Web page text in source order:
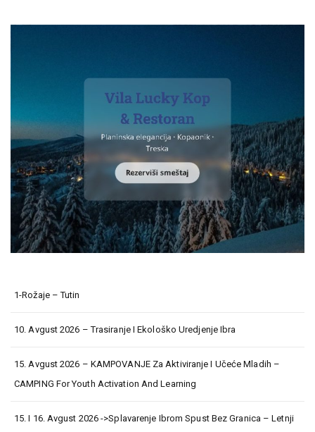
1-Rožaje – Tutin
10. Avgust 2026 – Trasiranje I Ekološko Uredjenje Ibra
15. Avgust 2026 – KAMPOVANJE Za Aktiviranje I Učeće Mladih –
CAMPING For Youth Activation And Learning
15. I 16. Avgust 2026 ->Splavarenje Ibrom Spust Bez Granica – Letnji